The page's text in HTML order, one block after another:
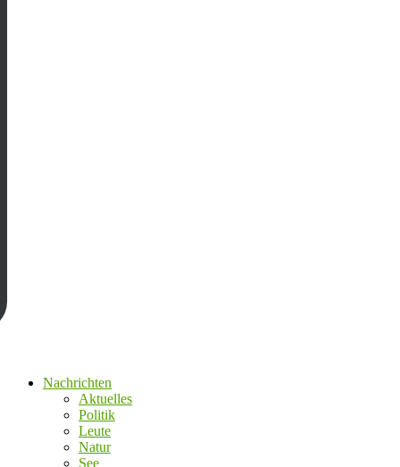
Nachrichten
Aktuelles
Politik
Leute
Natur
See